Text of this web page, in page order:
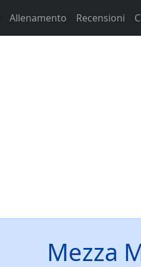
Allenamento Recensioni
Mezza